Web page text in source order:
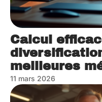
Calcul
meilleures
11 mars 2026